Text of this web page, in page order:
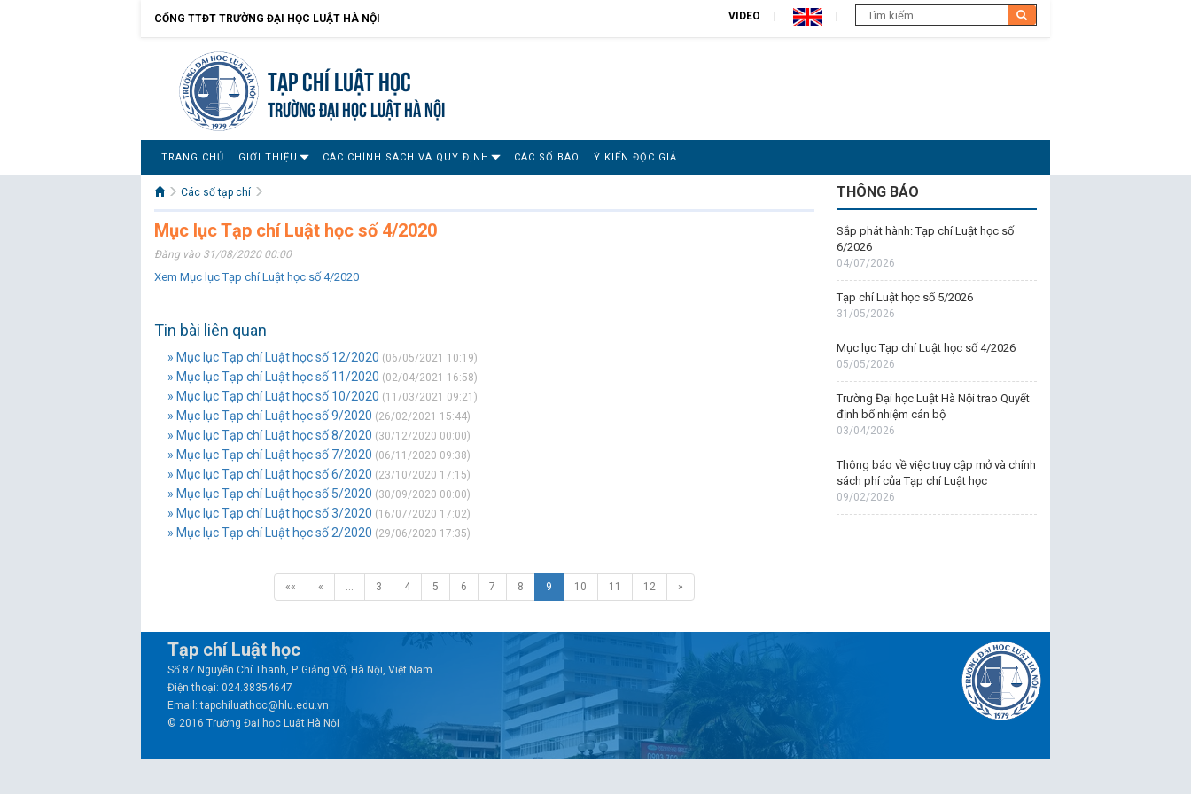
CỔNG TTĐT TRƯỜNG ĐẠI HỌC LUẬT HÀ NỘI VIDEO
Tạp chí Luật học
TRƯỜNG ĐẠI HỌC LUẬT HÀ NỘI
TRANG CHỦ GIỚI THIỆU CÁC CHÍNH SÁCH VÀ QUY ĐỊNH CÁC SỐ BÁO Ý KIẾN ĐỘC GIẢ
Các số tạp chí
Mục lục Tạp chí Luật học số 4/2020
Đăng vào 31/08/2020 00:00
Xem Mục lục Tạp chí Luật học số 4/2020
Tin bài liên quan
» Mục lục Tạp chí Luật học số 12/2020 (06/05/2021 10:19)
» Mục lục Tạp chí Luật học số 11/2020 (02/04/2021 16:58)
» Mục lục Tạp chí Luật học số 10/2020 (11/03/2021 09:21)
» Mục lục Tạp chí Luật học số 9/2020 (26/02/2021 15:44)
» Mục lục Tạp chí Luật học số 8/2020 (30/12/2020 00:00)
» Mục lục Tạp chí Luật học số 7/2020 (06/11/2020 09:38)
» Mục lục Tạp chí Luật học số 6/2020 (23/10/2020 17:15)
» Mục lục Tạp chí Luật học số 5/2020 (30/09/2020 00:00)
» Mục lục Tạp chí Luật học số 3/2020 (16/07/2020 17:02)
» Mục lục Tạp chí Luật học số 2/2020 (29/06/2020 17:35)
«« « … 3 4 5 6 7 8 9 10 11 12 »
THÔNG BÁO
Sắp phát hành: Tạp chí Luật học số
6/2026
04/07/2026
Tạp chí Luật học số 5/2026
31/05/2026
Mục lục Tạp chí Luật học số 4/2026
05/05/2026
Trường Đại học Luật Hà Nội trao Quyết
định bổ nhiệm cán bộ
03/04/2026
Thông báo về việc truy cập mở và chính
sách phí của Tạp chí Luật học
09/02/2026
Tạp chí Luật học
Số 87 Nguyễn Chí Thanh, P. Giảng Võ, Hà Nội, Việt Nam
Điện thoại: 024.38354647
Email: tapchiluathoc@hlu.edu.vn
© 2016 Trường Đại học Luật Hà Nội